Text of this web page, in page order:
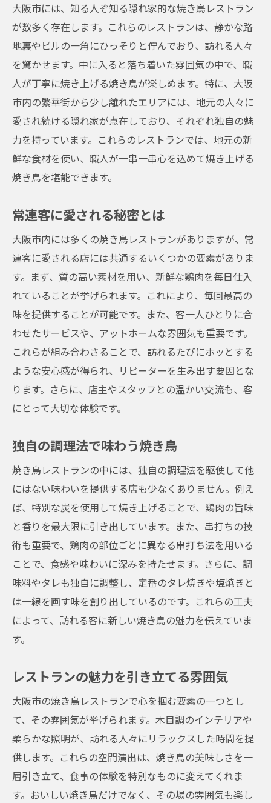
大阪市には、知る人ぞ知る隠れ家的な焼き鳥レストラン
が数多く存在します。これらのレストランは、静かな路
地裏やビルの一角にひっそりと佇んでおり、訪れる人々
を驚かせます。中に入ると落ち着いた雰囲気の中で、職
人が丁寧に焼き上げる焼き鳥が楽しめます。特に、大阪
市内の繁華街から少し離れたエリアには、地元の人々に
愛され続ける隠れ家が点在しており、それぞれ独自の魅
力を持っています。これらのレストランでは、地元の新
鮮な食材を使い、職人が一串一串心を込めて焼き上げる
焼き鳥を堪能できます。
常連客に愛される秘密とは
大阪市内には多くの焼き鳥レストランがありますが、常
連客に愛される店には共通するいくつかの要素がありま
す。まず、質の高い素材を用い、新鮮な鶏肉を毎日仕入
れていることが挙げられます。これにより、毎回最高の
味を提供することが可能です。また、客一人ひとりに合
わせたサービスや、アットホームな雰囲気も重要です。
これらが組み合わさることで、訪れるたびにホッとする
ような安心感が得られ、リピーターを生み出す要因とな
ります。さらに、店主やスタッフとの温かい交流も、客
にとって大切な体験です。
独自の調理法で味わう焼き鳥
焼き鳥レストランの中には、独自の調理法を駆使して他
にはない味わいを提供する店も少なくありません。例え
ば、特別な炭を使用して焼き上げることで、鶏肉の旨味
と香りを最大限に引き出しています。また、串打ちの技
術も重要で、鶏肉の部位ごとに異なる串打ち法を用いる
ことで、食感や味わいに深みを持たせます。さらに、調
味料やタレも独自に調整し、定番のタレ焼きや塩焼きと
は一線を画す味を創り出しているのです。これらの工夫
によって、訪れる客に新しい焼き鳥の魅力を伝えていま
す。
レストランの魅力を引き立てる雰囲気
大阪市の焼き鳥レストランで心を掴む要素の一つとし
て、その雰囲気が挙げられます。木目調のインテリアや
柔らかな照明が、訪れる人々にリラックスした時間を提
供します。これらの空間演出は、焼き鳥の美味しさを一
層引き立て、食事の体験を特別なものに変えてくれま
す。おいしい焼き鳥だけでなく、その場の雰囲気も楽し